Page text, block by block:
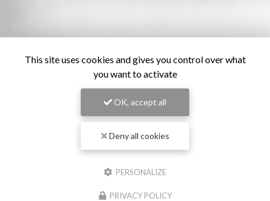
This site uses cookies and gives you control over what
you want to activate
OK, accept all
Deny all cookies
PERSONALIZE
PRIVACY POLICY